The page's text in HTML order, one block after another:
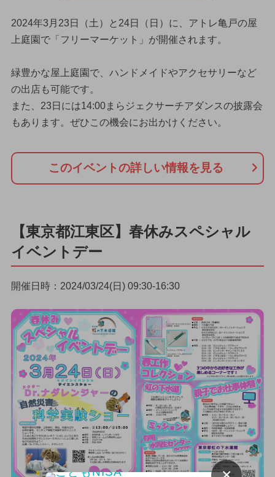
2024年3月23日（土）と24日（日）に、アトレ亀戸の屋
上庭園で「フリーマーケット」が開催されます。
緑豊かな屋上庭園で、ハンドメイドやアクセサリーなど
の出店も可能です。
また、23日には14:00まらジェクサーチアダンスの披露会
もあります。ぜひこの機会にお出かけください。
このイベントの詳しい情報を見る
【東京都江東区】春休みスペシャル
イベントデー
開催日時：2024/03/24(日) 09:30-16:30